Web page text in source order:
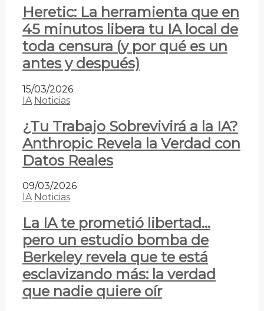
Heretic: La herramienta que en
45 minutos libera tu IA local de
toda censura (y por qué es un
antes y después)
15/03/2026
IA Noticias
¿Tu Trabajo Sobrevivirá a la IA?
Anthropic Revela la Verdad con
Datos Reales
09/03/2026
IA Noticias
La IA te prometió libertad…
pero un estudio bomba de
Berkeley revela que te está
esclavizando más: la verdad
que nadie quiere oír